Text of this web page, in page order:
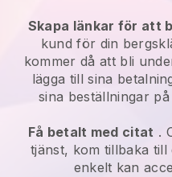
Skapa länkar för att
kundför din
kommer då att bli
lägga till sina
sina beställningar
Få betalt med citat .
tjänst, kom tillbaka till
enkelt kan